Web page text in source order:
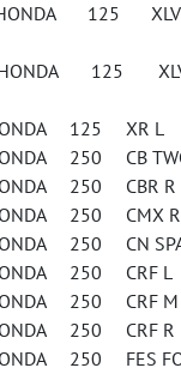
125 XLV
125 XLV
125 XR L
250 CB
250 CBR R
250 CMX
250 CN
250 CRF L
250 CRF M
250 CRF R
250 FES